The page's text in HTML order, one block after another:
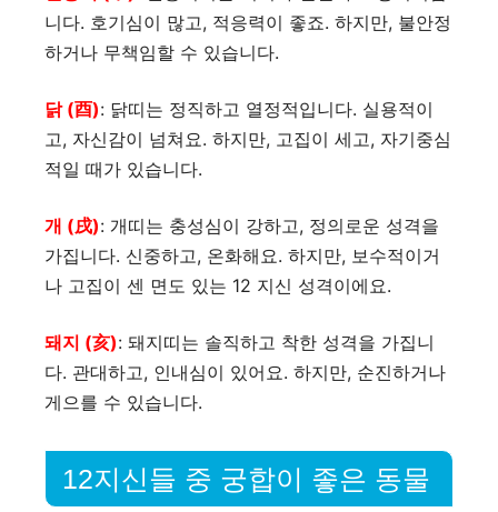
니다. 호기심이 많고, 적응력이 좋죠. 하지만, 불안정
하거나 무책임할 수 있습니다.
닭 (酉): 닭띠는 정직하고 열정적입니다. 실용적이
고, 자신감이 넘쳐요. 하지만, 고집이 세고, 자기중심
적일 때가 있습니다.
개 (戌): 개띠는 충성심이 강하고, 정의로운 성격을
가집니다. 신중하고, 온화해요. 하지만, 보수적이거
나 고집이 센 면도 있는 12 지신 성격이에요.
돼지 (亥): 돼지띠는 솔직하고 착한 성격을 가집니
다. 관대하고, 인내심이 있어요. 하지만, 순진하거나
게으를 수 있습니다.
12지신들 중 궁합이 좋은 동물